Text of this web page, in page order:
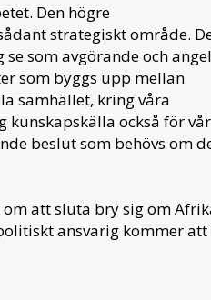
Den högre
strategiskt område.
som avgörande och
som byggs upp mellan
samhället, kring våra
kunskapskälla också för vår
beslut som behövs om
att sluta bry sig om
ansvarig kommer att